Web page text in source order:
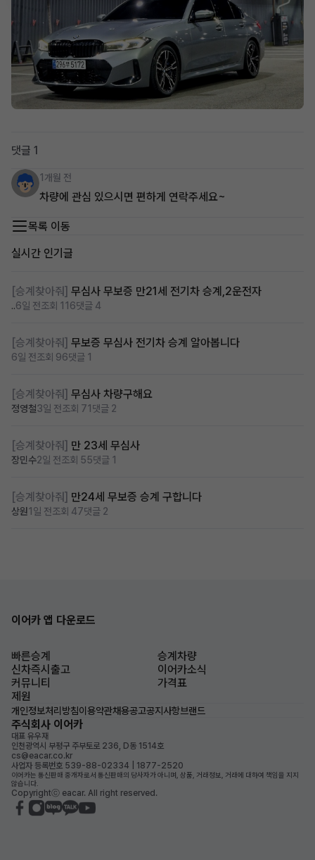
댓글 1
1개월 전
차량에 관심 있으시면 편하게 연락주세요~
목록 이동
실시간 인기글
[승계찾아줘] 무심사 무보증 만21세 전기차 승계,2운전자
..6일 전조회 116댓글 4
[승계찾아줘] 무보증 무심사 전기차 승계 알아봅니다
6일 전조회 96댓글 1
[승계찾아줘] 무심사 차량구해요
정영철3일 전조회 71 댓글 2
[승계찾아줘] 만 23세 무심사
장민수2일 전조회 55댓글 1
[승계찾아줘] 만24세 무보증 승계 구합니다
상원1일 전조회 47댓글 2
이어카 앱 다운로드
빠른승계
승계차량
신차즉시출고
이어카소식
커뮤니티
가격표
제원
개인정보처리방침이용약관채용공고공지사항브랜드
주식회사 이어카
대표 유우재
인천광역시 부평구 주부토로 236, D동 1514호
cs@eacar.co.kr
사업자 등록번호 539-88-02334 | 1877-2520
이어카는 통신판매 중개자로서 통신판매의 당사자가 아니며, 상품, 거래정보, 거래에 대하여 책임을 지지
않습니다.
Copyrightⓒ eacar. All right reserved.